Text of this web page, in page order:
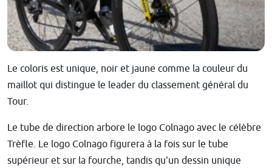
Le coloris est unique, noir et jaune comme la couleur du
maillot qui distingue le leader du classement général du
Tour.
Le tube de direction arbore le logo Colnago avec le célèbre
Trèfle. Le logo Colnago figurera à la fois sur le tube
supérieur et sur la fourche, tandis qu'un dessin unique